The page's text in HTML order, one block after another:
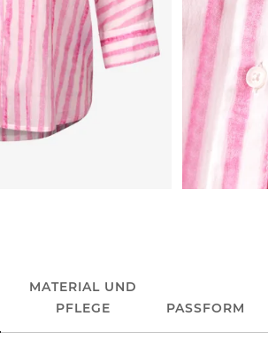
MATERIAL UND
PFLEGE
PASSFORM